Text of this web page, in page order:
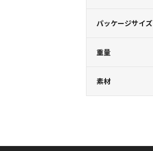
パッケージサイズ
重量
素材